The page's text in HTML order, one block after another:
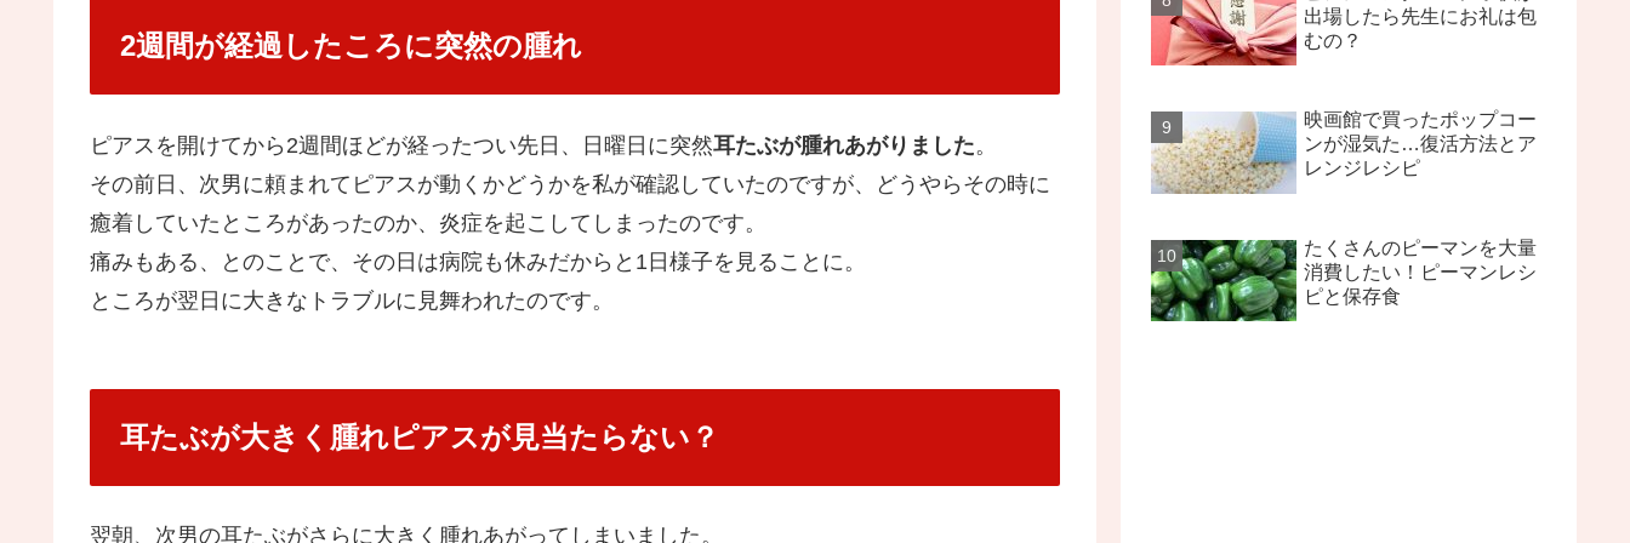
2週間が経過したころに突然の腫れ
ピアスを開けてから2週間ほどが経ったつい先日、日曜日に突然耳たぶが腫れあがりました。
その前日、次男に頼まれてピアスが動くかどうかを私が確認していたのですが、どうやらその時に
癒着していたところがあったのか、炎症を起こしてしまったのです。
痛みもある、とのことで、その日は病院も休みだからと1日様子を見ることに。
ところが翌日に大きなトラブルに見舞われたのです。
耳たぶが大きく腫れピアスが見当たらない？
翌朝、次男の耳たぶがさらに大きく腫れあがってしまいました。
出場したら先生にお礼は包
むの？
映画館で買ったポップコー
ンが湿気た…復活方法とア
レンジレシピ
たくさんのピーマンを大量
消費したい！ピーマンレシ
ピと保存食